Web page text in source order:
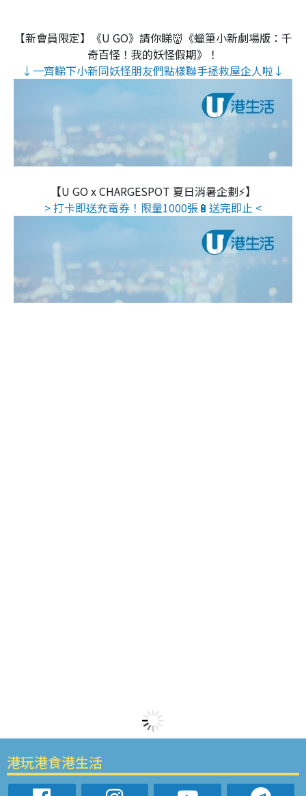
【新會員限定】《U GO》請你睇👹《蠟筆小新劇場版：千
奇百怪！我的妖怪假期》！
↓一齊睇下小新同妖怪朋友們點樣聯手拯救屋企人啦↓
【U GO x CHARGESPOT 夏日消暑企劃⚡】
> 打卡即送充電券！限量1000張🔋送完即止 <
港玩港食港生活